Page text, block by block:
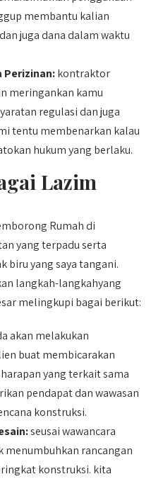
membantu kalian
juga dana dalam waktu
Perizinan:kontraktor
meringankan kamu
regulasi dan juga
tentu membenarkan kalau
hukum yang berlaku.
Lazim
Rumah di
yang terpadu serta
biru yang saya tangani.
langkah-langkahyang
melingkupi bagai berikut:
akan melakukan
buat membicarakan
yang terkait sama
pendapat dan wawasan
konstruksi.
seusai wawancara
menumbuhkan rancangan
konstruksi. kita